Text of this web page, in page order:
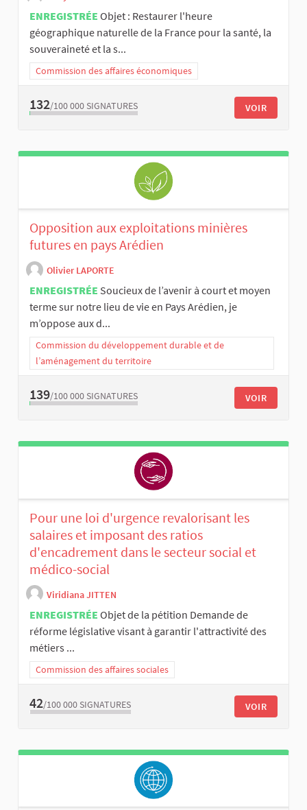
ENREGISTRÉE Objet : Restaurer l'heure
géographique naturelle de la France pour la santé, la
souveraineté et la s...
Commission des affaires économiques
132/100 000 SIGNATURES VOIR
Opposition aux exploitations minières
futures en pays Arédien
Olivier LAPORTE
ENREGISTRÉE Soucieux de l’avenir à court et moyen
terme sur notre lieu de vie en Pays Arédien, je
m’oppose aux d...
Commission du développement durable et de
l’aménagement du territoire
139/100 000 SIGNATURES VOIR
Pour une loi d'urgence revalorisant les
salaires et imposant des ratios
d'encadrement dans le secteur social et
médico-social
Viridiana JITTEN
ENREGISTRÉE Objet de la pétition Demande de
réforme législative visant à garantir l'attractivité des
métiers ...
Commission des affaires sociales
42/100 000 SIGNATURES VOIR